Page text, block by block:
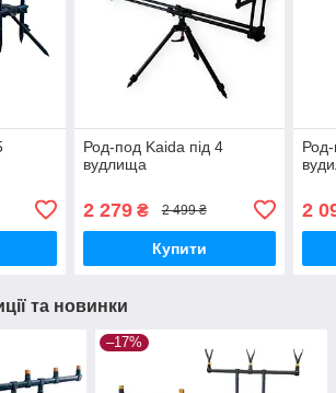
Род-под Kaida під 4
вудлища
2 279₴ 2 499 ₴
Купити
2
та новинки
–17%